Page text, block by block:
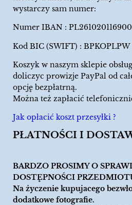
wystarczy sam numer:
Numer IBAN :
Kod BIC (SWIFT) : BPKOPLPW
Koszyk w naszym sklepie
doliczyc prowizje PayPal od
opcję bezpłatrną.
Można też zapłacić
Jak opłacić koszt przesyłki ?
PŁATNOŚCI I
BARDZO PROSIMY O
DOSTĘPNOŚCI
Na życzenie kupujacego
dodatkowe fotografie.